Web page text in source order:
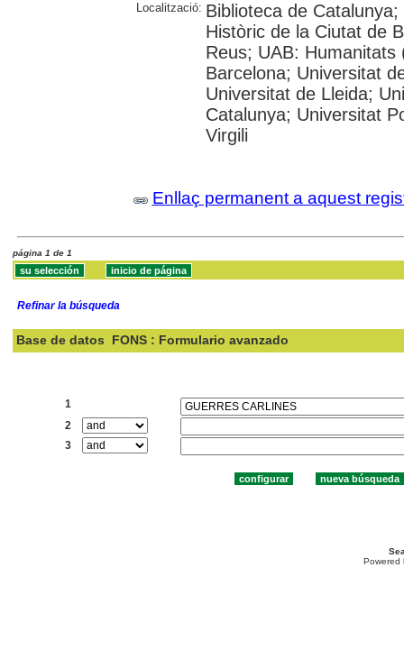
Localització: Biblioteca de
Històric de la Ciutat de
Reus; UAB:
Barcelona; Universitat
Universitat de Lleida;
Catalunya; Universitat
Virgili
Enllaç permanent a aquest
página 1 de 1
Refinar la búsqueda
Base de datos FONS : Formulario avanzado
1
2
3
Powered